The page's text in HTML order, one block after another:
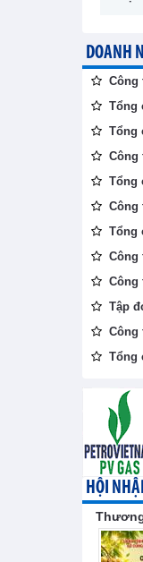
DOANH
Công
Tổng
Tổng
Công
Tổng
Công
Tổng
Công
Công
Tập
Công
Tổng
HỘI